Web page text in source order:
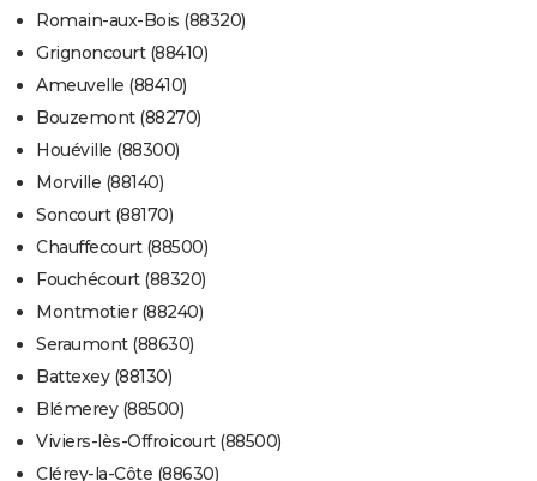
Romain-aux-Bois (88320)
Grignoncourt (88410)
Ameuvelle (88410)
Bouzemont (88270)
Houéville (88300)
Morville (88140)
Soncourt (88170)
Chauffecourt (88500)
Fouchécourt (88320)
Montmotier (88240)
Seraumont (88630)
Battexey (88130)
Blémerey (88500)
Viviers-lès-Offroicourt (88500)
Clérey-la-Côte (88630)